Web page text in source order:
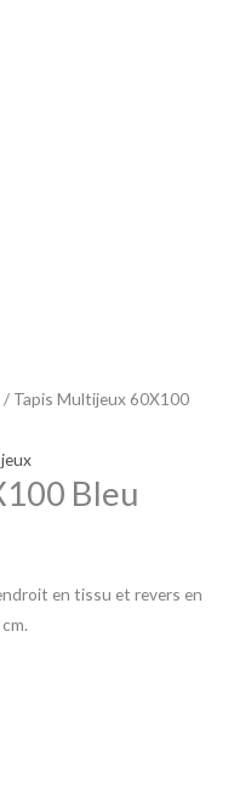
/ Tapis Multijeux 60X100
Bleu
en tissu et revers en